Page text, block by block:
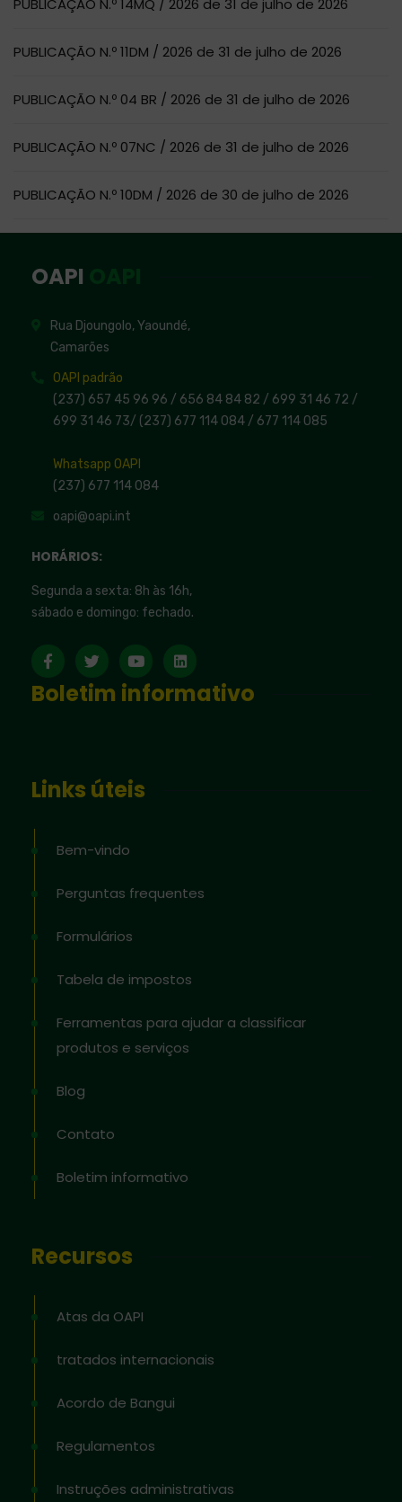
PUBLICAÇÃO N.º 14MQ / 2026 de 31 de julho de 2026
PUBLICAÇÃO N.º 11DM / 2026 de 31 de julho de 2026
PUBLICAÇÃO N.º 04 BR / 2026 de 31 de julho de 2026
PUBLICAÇÃO N.º 07NC / 2026 de 31 de julho de 2026
PUBLICAÇÃO N.º 10DM / 2026 de 30 de julho de 2026
OAPI
Rua Djoungolo, Yaoundé,
Camarões
OAPI padrão
(237) 657 45 96 96 / 656 84 84 82 / 699 31 46 72 /
699 31 46 73/ (237) 677 114 084 / 677 114 085
Whatsapp OAPI
(237) 677 114 084
oapi@oapi.int
HORÁRIOS:
Segunda a sexta: 8h às 16h,
sábado e domingo: fechado.
Boletim informativo
Links úteis
Bem-vindo
Perguntas frequentes
Formulários
Tabela de impostos
Ferramentas para ajudar a classificar
produtos e serviços
Blog
Contato
Boletim informativo
Recursos
Atas da OAPI
tratados internacionais
Acordo de Bangui
Regulamentos
Instruções administrativas